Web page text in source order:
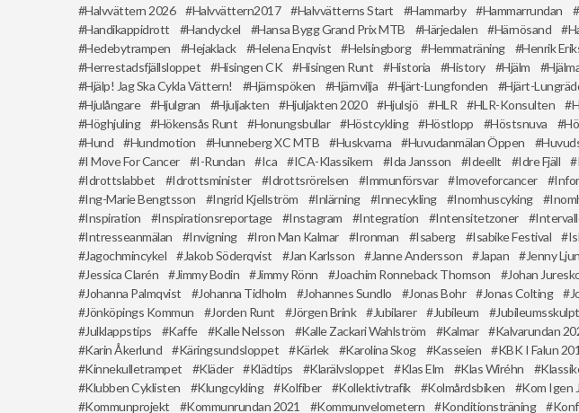
Halvvättern 2026
Halvvättern2017 Halvvätterns Start Hammarby Hammarrundan
Handikappidrott
Handyckel Hansa Bygg Grand Prix MTB Härjedalen Härnösand
Hedebytrampen
Hejaklack Helena Enqvist Helsingborg Hemmaträning Henrik
Herrestadsfjällsloppet
Hisingen CK Hisingen Runt Historia History Hjälm
Hjälp! Jag Ska Cykla Vättern!
Hjärnspöken Hjärnvilja Hjärt-Lungfonden Hjärt-
Hjulångare
Hjulgran Hjuljakten Hjuljakten 2020 Hjulsjö HLR HLR-Konsulten
Höghjuling
Hökensås Runt Honungsbullar Höstcykling Höstlopp Höstsnuva
Hund
Hundmotion Hunneberg XC MTB Huskvarna Huvudanmälan Öppen
I Move For Cancer
I-Rundan Ica ICA-Klassikern Ida Jansson Ideellt Idre Fjäll
Idrottslabbet
Idrottsminister Idrottsrörelsen Immunförsvar Imoveforcancer
Ing-Marie Bengtsson
Ingrid Kjellström Inlärning Innecykling Inomhuscyking
Inspiration
Inspirationsreportage Instagram Integration Intensitetzoner
Intresseanmälan
Invigning Iron Man Kalmar Ironman Isaberg Isabike Festival
Jagochmincykel
Jakob Söderqvist Jan Karlsson Janne Andersson Japan Jenny
Jessica Clarén
Jimmy Bodin Jimmy Rönn Joachim Ronneback Thomson Johan
Johanna Palmqvist
Johanna Tidholm Johannes Sundlo Jonas Bohr Jonas Colting
Jönköpings Kommun
Jorden Runt Jörgen Brink Jubilarer Jubileum
Julklappstips
Kaffe Kalle Nelsson Kalle Zackari Wahlström Kalmar Kalvarundan
Karin Åkerlund
Käringsundsloppet Kärlek Karolina Skog Kasseien KBK I Falun
Kinnekulletrampet
Kläder Klädtips Klarälvsloppet Klas Elm Klas Wiréhn
Klubben Cyklisten
Klungcykling Kolfiber Kollektivtrafik Kolmårdsbiken Kom Igen
Kommunprojekt
Kommunrundan 2021 Kommunvelometern Konditionsträning